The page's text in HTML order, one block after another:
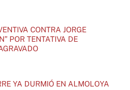
CONTRA JORGE
POR TENTATIVA DE
YA DURMIÓ EN ALMOLOYA